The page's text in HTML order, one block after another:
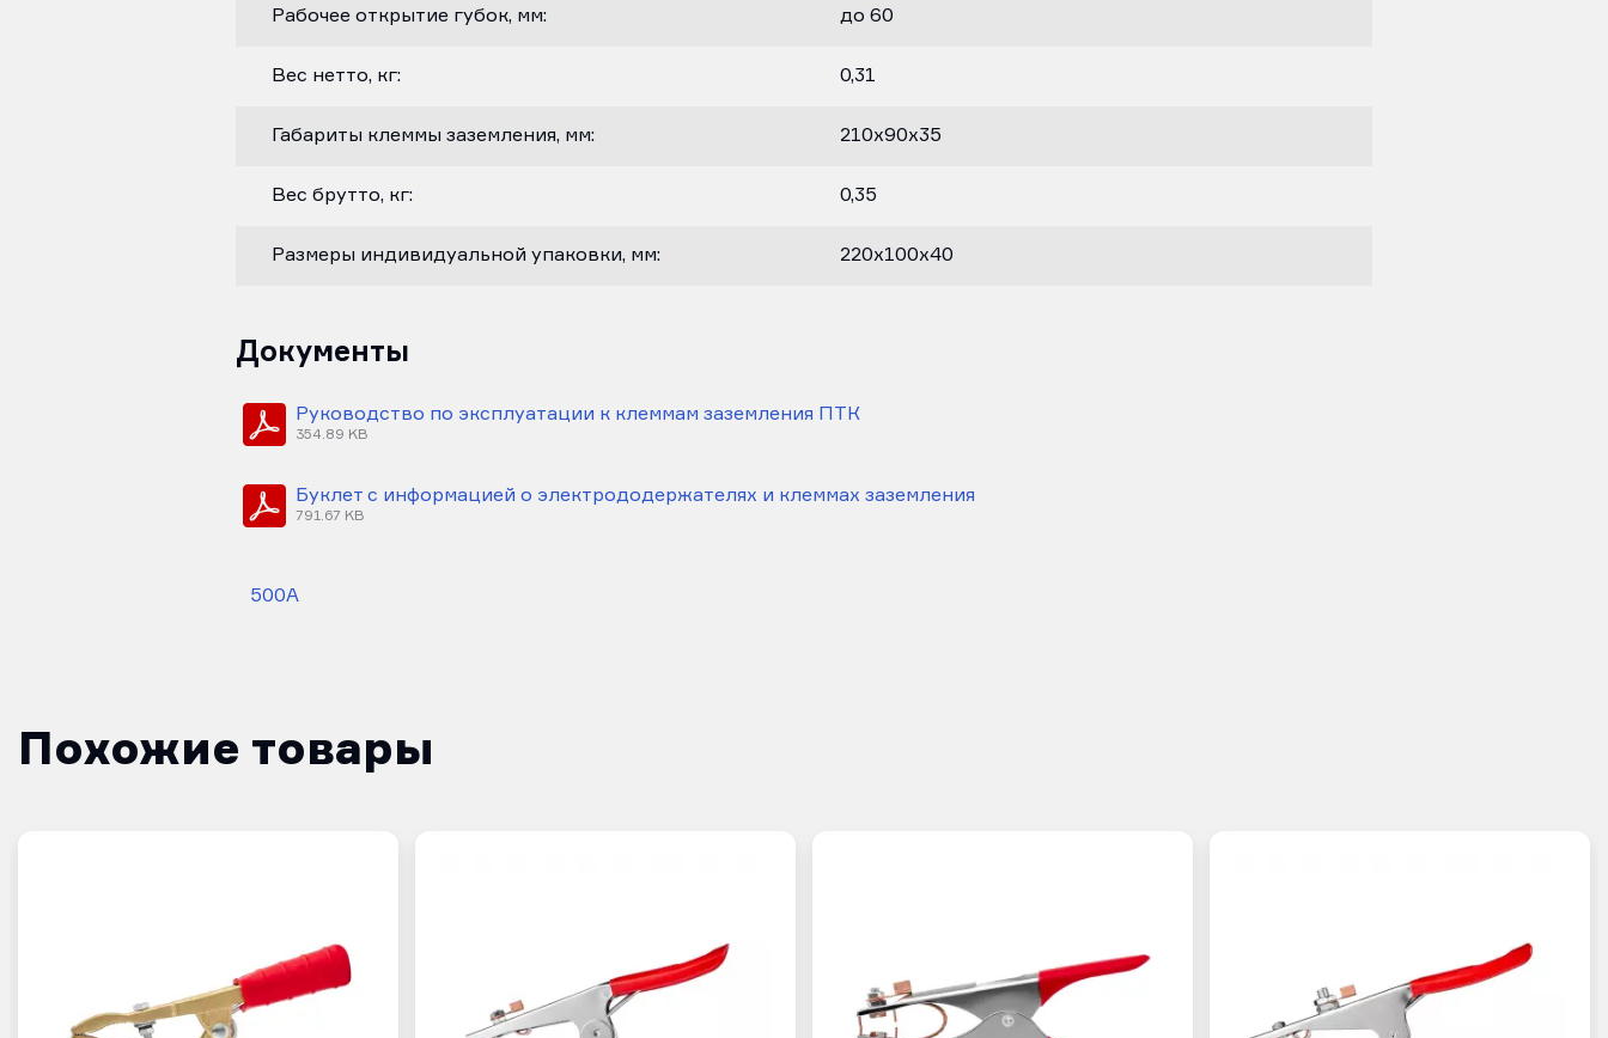
Рабочее открытие губок, мм: до 60
Вес нетто, кг: 0,31
Габариты клеммы заземления, мм: 210х90х35
Вес брутто, кг: 0,35
Размеры индивидуальной упаковки, мм: 220х100х40
Документы
Руководство по эксплуатации к клеммам заземления ПТК
354.89 KB
Буклет с информацией о электрододержателях и клеммах заземления
791.67 KB
500А
Похожие товары